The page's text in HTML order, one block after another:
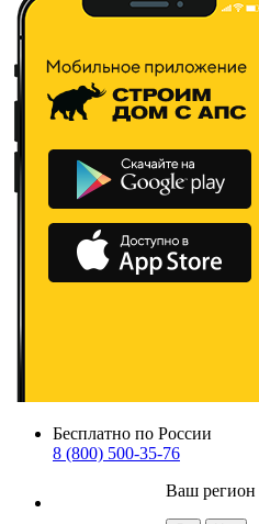
Бесплатно по России
8 (800) 500-35-76
Ваш регион